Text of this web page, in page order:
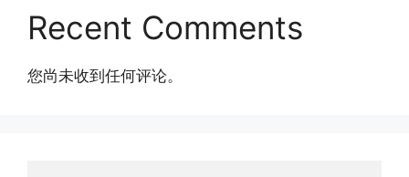
Recent Comments
您尚未收到任何评论。